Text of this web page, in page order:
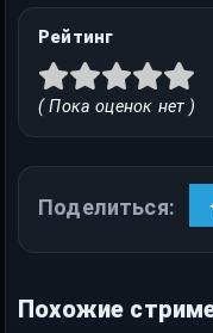
Рейтинг
( Пока оценок нет )
Поделиться:
Похожие